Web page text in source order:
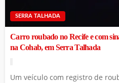
SERRA TALHADA
Carro roubado no Recife e com
na Cohab, em Serra Talhada
Um veículo com registro de